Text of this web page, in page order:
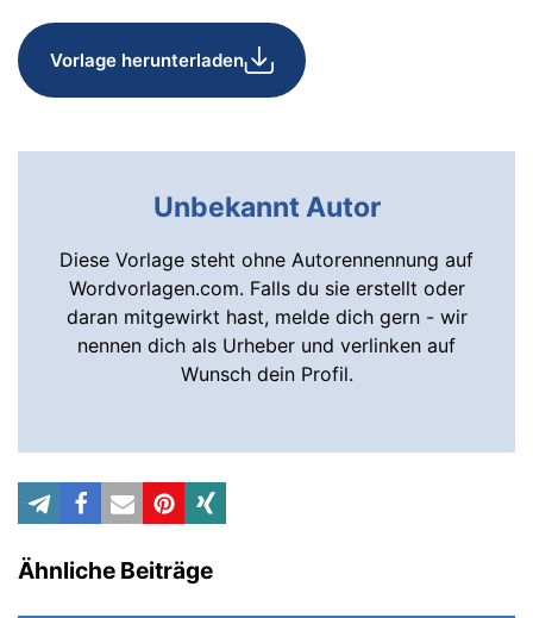
Vorlage herunterladen
Unbekannt Autor
Diese Vorlage steht ohne Autorennennung auf
Wordvorlagen.com. Falls du sie erstellt oder
daran mitgewirkt hast, melde dich gern - wir
nennen dich als Urheber und verlinken auf
Wunsch dein Profil.
Ähnliche Beiträge